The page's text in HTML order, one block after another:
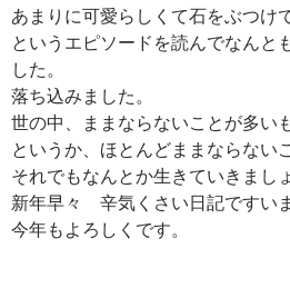
あまりに可愛らしくて石をぶつけ
というエピソードを読んでなんと
した。
落ち込みました。
世の中、ままならないことが多い
というか、ほとんどままならない
それでもなんとか生きていきまし
新年早々 辛気くさい日記ですいま
今年もよろしくです。